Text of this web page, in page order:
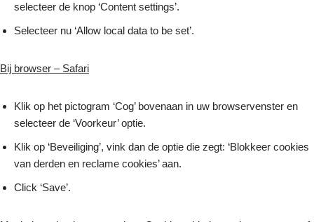
selecteer de knop ‘Content settings’.
Selecteer nu ‘Allow local data to be set’.
Bij browser – Safari
Klik op het pictogram ‘Cog’ bovenaan in uw browservenster en
selecteer de ‘Voorkeur’ optie.
Klik op ‘Beveiliging’, vink dan de optie die zegt: ‘Blokkeer cookies
van derden en reclame cookies’ aan.
Click ‘Save’.